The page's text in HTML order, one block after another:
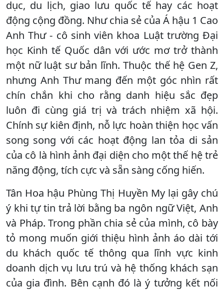
dục, du lịch, giao lưu quốc tế hay các hoạt
động cộng đồng. Như chia sẻ của Á hậu 1 Cao
Anh Thư - cô sinh viên khoa Luật trường Đại
học Kinh tế Quốc dân với ước mơ trở thành
một nữ luật sư bản lĩnh. Thuộc thế hệ Gen Z,
nhưng Anh Thư mang đến một góc nhìn rất
chín chắn khi cho rằng danh hiệu sắc đẹp
luôn đi cùng giá trị và trách nhiệm xã hội.
Chính sự kiên định, nỗ lực hoàn thiện học vấn
song song với các hoạt động lan tỏa di sản
của cô là hình ảnh đại diện cho một thế hệ trẻ
năng động, tích cực và sẵn sàng cống hiến.
Tân Hoa hậu Phùng Thị Huyền My lại gây chú
ý khi tự tin trả lời bằng ba ngôn ngữ Việt, Anh
và Pháp. Trong phần chia sẻ của mình, cô bày
tỏ mong muốn giới thiệu hình ảnh áo dài tới
du khách quốc tế thông qua lĩnh vực kinh
doanh dịch vụ lưu trú và hệ thống khách sạn
của gia đình. Bên cạnh đó là ý tưởng kết nối